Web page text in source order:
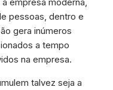
empresa moderna,
pessoas, dentro e
gera inúmeros
a tempo
na empresa.
talvez seja a